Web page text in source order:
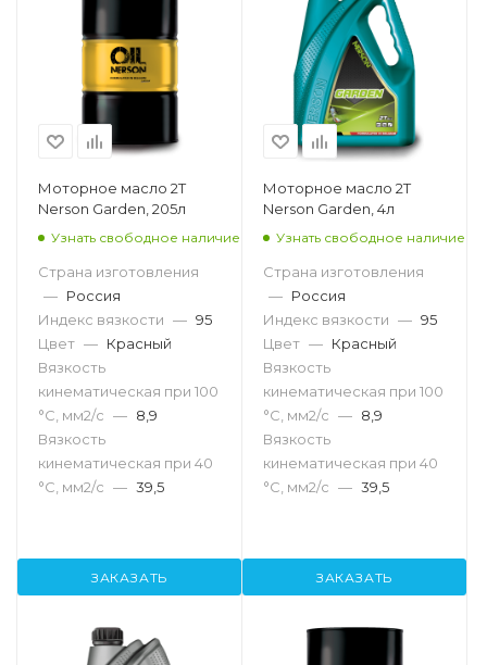
Моторное масло 2T
Nerson Garden, 205л
Узнать свободное наличие
Страна изготовления
— Россия
Индекс вязкости — 95
Цвет — Красный
Вязкость
кинематическая при 100
°С, мм2/с — 8,9
Вязкость
кинематическая при 40
°С, мм2/с — 39,5
ЗАКАЗАТЬ
Моторное масло 2T
Nerson Garden, 4л
Узнать свободное наличие
Страна изготовления
— Россия
Индекс вязкости — 95
Цвет — Красный
Вязкость
кинематическая при 100
°С, мм2/с — 8,9
Вязкость
кинематическая при 40
°С, мм2/с — 39,5
ЗАКАЗАТЬ